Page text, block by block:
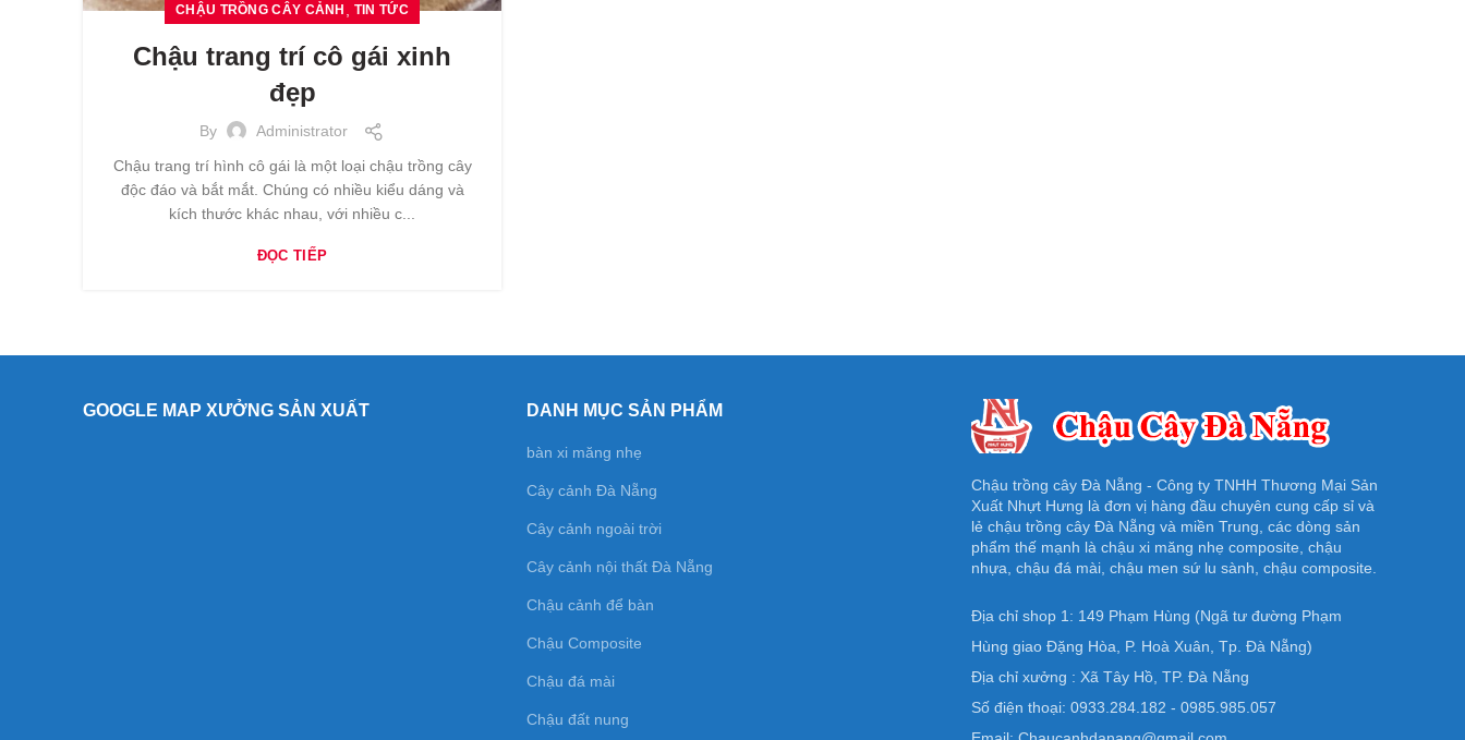
CHẬU TRỒNG CÂY CẢNH TIN TỨC
Chậu trang trí cô gái xinh
đẹp
By
Administrator
Chậu trang trí hình cô gái là một loại chậu trồng cây
độc đáo và bắt mắt. Chúng có nhiều kiểu dáng và
kích thước khác nhau, với nhiều c...
ĐỌC TIẾP
GOOGLE MAP XƯỞNG SẢN XUẤT DANH MỤC SẢN PHẨM
bàn xi măng nhẹ
Cây cảnh Đà Nẵng
Cây cảnh ngoài trời
Cây cảnh nội thất Đà Nẵng
Chậu cảnh để bàn
Chậu Composite
Chậu đá mài
Chậu đất nung
Chậu trồng cây Đà Nẵng - Công ty TNHH Thương Mại Sản
Xuất Nhựt Hưng là đơn vị hàng đầu chuyên cung cấp sỉ và
lẻ chậu trồng cây Đà Nẵng và miền Trung, các dòng sản
phẩm thế mạnh là chậu xi măng nhẹ composite, chậu
nhựa, chậu đá mài, chậu men sứ lu sành, chậu composite.
Địa chỉ shop 1: 149 Phạm Hùng (Ngã tư đường Phạm
Hùng giao Đặng Hòa, P. Hoà Xuân, Tp. Đà Nẵng)
Địa chỉ xưởng : Xã Tây Hồ, TP. Đà Nẵng
Số điện thoại: 0933.284.182 - 0985.985.057